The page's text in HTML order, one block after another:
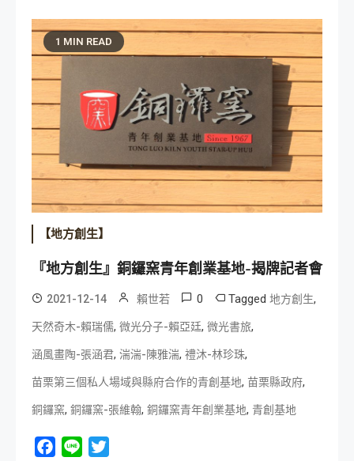
1 MIN READ
【地方創生】
『地方創生』銅鑼窯青年創業基地-揭牌記者會
2021-12-14 賴世若 0 Tagged 地方創生,
天然奇木-賴瑞儒, 微光分子-賴亞廷, 微光書旅,
涵風畫陶-張涵君, 湍湍-陳雅湍, 禮沐-林珍珠,
苗栗第三個私人場域與縣府合作的青創基地, 苗栗縣政府,
銅鑼窯, 銅鑼窯-張維翰, 銅鑼窯青年創業基地, 青創基地
Facebook
Line